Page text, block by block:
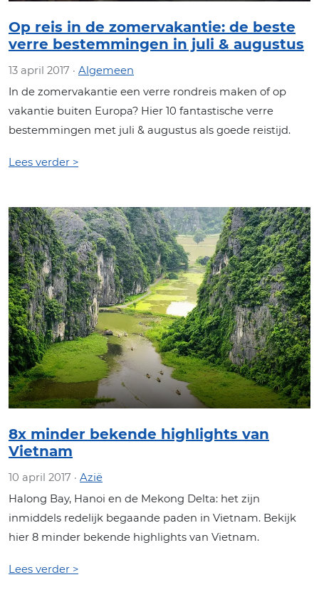
Op reis in de zomervakantie: de beste
verre bestemmingen in juli & augustus
13 april 2017 · Algemeen
In de zomervakantie een verre rondreis maken of op
vakantie buiten Europa? Hier 10 fantastische verre
bestemmingen met juli & augustus als goede reistijd.
Lees verder >
8x minder bekende highlights van
Vietnam
10 april 2017 · Azië
Halong Bay, Hanoi en de Mekong Delta: het zijn
inmiddels redelijk begaande paden in Vietnam. Bekijk
hier 8 minder bekende highlights van Vietnam.
Lees verder >